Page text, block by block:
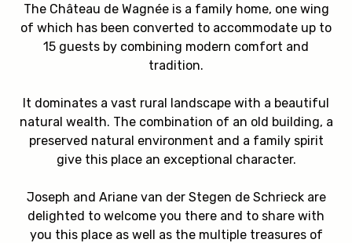
The Château de Wagnée is a family home, one wing
of which has been converted to accommodate up to
15 guests by combining modern comfort and
tradition.
It dominates a vast rural landscape with a beautiful
natural wealth. The combination of an old building, a
preserved natural environment and a family spirit
give this place an exceptional character.
Joseph and Ariane van der Stegen de Schrieck are
delighted to welcome you there and to share with
you this place as well as the multiple treasures of